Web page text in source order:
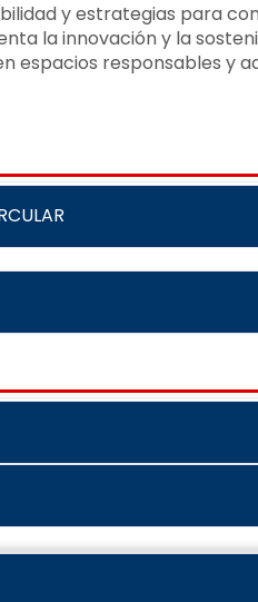
y estrategias para
la innovación y la
espacios responsables y